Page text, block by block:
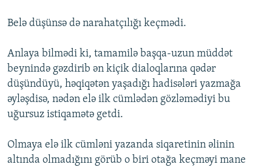
Belə düşünsə də narahatçılığı keçmədi.
Anlaya bilmədi ki, tamamilə başqa-uzun müddət
beynində gəzdirib ən kiçik dialoqlarına qədər
düşündüyü, həqiqətən yaşadığı hadisələri yazmağa
əyləşdisə, nədən elə ilk cümlədən gözləmədiyi bu
uğursuz istiqamətə getdi.
Olmaya elə ilk cümləni yazanda siqaretinin əlinin
altında olmadığını görüb o biri otağa keçməyi mane